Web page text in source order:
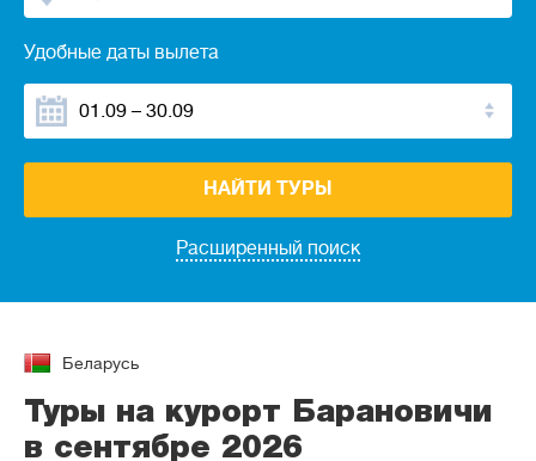
Удобные даты вылета
Расширенный поиск
НАЙТИ ТУРЫ
Беларусь
Туры на курорт Барановичи
в сентябре 2026